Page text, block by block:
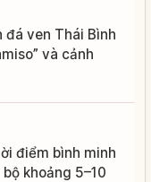
đá ven Thái Bình
và cảnh
điểm bình minh
khoảng 5–10